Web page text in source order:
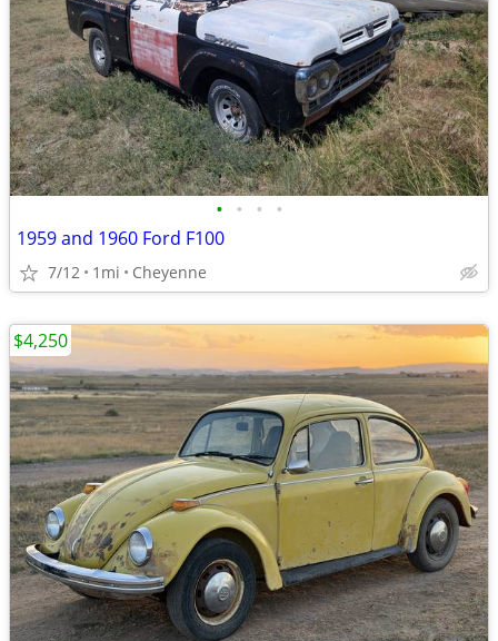
• • • •
1959 and 1960 Ford F100
7/12 1mi Cheyenne
$4,250